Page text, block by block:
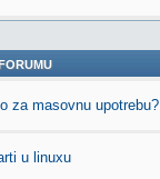
za masovnu upotrebu?
u linuxu